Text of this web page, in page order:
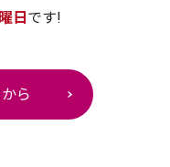
日 です!
ら